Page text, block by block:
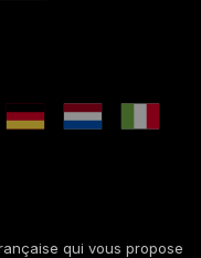
qui vous propose